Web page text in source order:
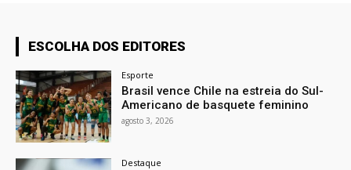
ESCOLHA DOS EDITORES
Esporte
Brasil vence Chile na estreia do Sul-
Americano de basquete feminino
agosto 3, 2026
Destaque